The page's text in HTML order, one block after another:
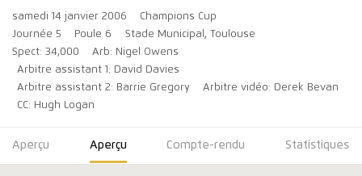
samedi 14 janvier 2006
Champions Cup
Journée 5
Poule 6
Stade Municipal, Toulouse
Spect: 34,000
Arb: Nigel Owens
Arbitre assistant 1: David Davies
Arbitre assistant 2: Barrie Gregory
Arbitre vidéo: Derek Bevan
CC: Hugh Logan
Aperçu Aperçu Compte-rendu Statistiques